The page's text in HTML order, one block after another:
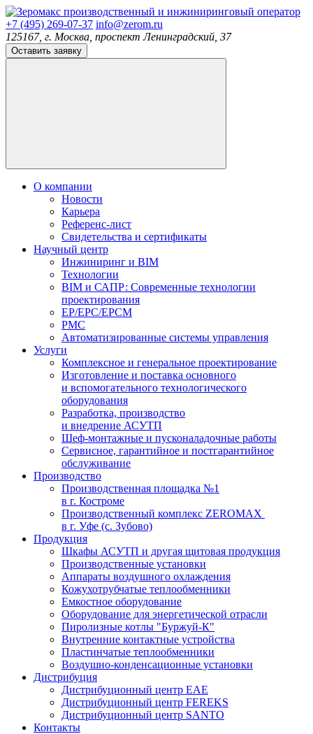
производственный и инжиниринговый оператор
+7 (495) 269-07-37 info@zerom.ru
125167, г. Москва, проспект Ленинградский, 37
Оставить заявку
О компании
Новости
Карьера
Референс-лист
Свидетельства и сертификаты
Научный центр
Инжиниринг и BIM
Технологии
BIM и САПР: Современные технологии
проектирования
EP/EPC/EPCM
PMC
Автоматизированные системы управления
Услуги
Комплексное и генеральное проектирование
Изготовление и поставка основного
и вспомогательного технологического
оборудования
Разработка, производство
и внедрение АСУТП
Шеф-монтажные и пусконаладочные работы
Сервисное, гарантийное и постгарантийное
обслуживание
Производство
Производственная площадка №1
в г. Костроме
Производственный комплекс ZEROMAX
в г. Уфе (с. Зубово)
Продукция
Шкафы АСУТП и другая щитовая продукция
Производственные установки
Аппараты воздушного охлаждения
Кожухотрубчатые теплообменники
Емкостное оборудование
Оборудование для энергетической отрасли
Пиролизные котлы "Буржуй-К"
Внутренние контактные устройства
Пластинчатые теплообменники
Воздушно-конденсационные установки
Дистрибуция
Дистрибуционный центр EAE
Дистрибуционный центр FEREKS
Дистрибуционный центр SANTO
Контакты